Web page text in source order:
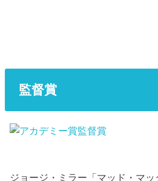
監督賞
ジョージ・ミラー「マッド・マ